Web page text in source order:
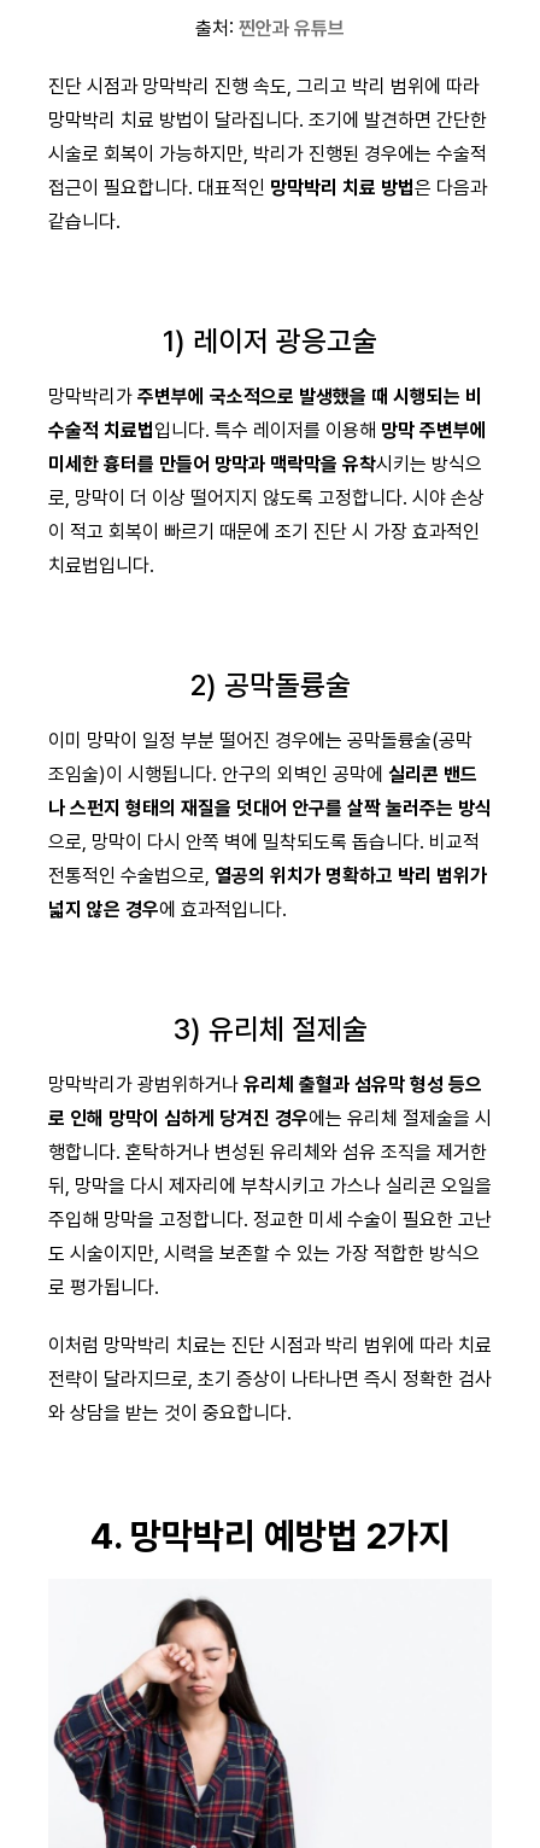
출처: 찐안과 유튜브
진단 시점과 망막박리 진행 속도, 그리고 박리 범위에 따라
망막박리 치료 방법이 달라집니다. 조기에 발견하면 간단한
시술로 회복이 가능하지만, 박리가 진행된 경우에는 수술적
접근이 필요합니다. 대표적인 망막박리 치료 방법은 다음과
같습니다.
1) 레이저 광응고술
망막박리가 주변부에 국소적으로 발생했을 때 시행되는 비
수술적 치료법입니다. 특수 레이저를 이용해 망막 주변부에
미세한 흉터를 만들어 망막과 맥락막을 유착시키는 방식으
로, 망막이 더 이상 떨어지지 않도록 고정합니다. 시야 손상
이 적고 회복이 빠르기 때문에 조기 진단 시 가장 효과적인
치료법입니다.
2) 공막돌륭술
이미 망막이 일정 부분 떨어진 경우에는 공막돌륭술(공막
조임술)이 시행됩니다. 안구의 외벽인 공막에 실리콘 밴드
나 스펀지 형태의 재질을 덧대어 안구를 살짝 눌러주는 방식
으로, 망막이 다시 안쪽 벽에 밀착되도록 돕습니다. 비교적
전통적인 수술법으로, 열공의 위치가 명확하고 박리 범위가
넓지 않은 경우에 효과적입니다.
3) 유리체 절제술
망막박리가 광범위하거나 유리체 출혈과 섬유막 형성 등으
로 인해 망막이 심하게 당겨진 경우에는 유리체 절제술을 시
행합니다. 혼탁하거나 변성된 유리체와 섬유 조직을 제거한
뒤, 망막을 다시 제자리에 부착시키고 가스나 실리콘 오일을
주입해 망막을 고정합니다. 정교한 미세 수술이 필요한 고난
도 시술이지만, 시력을 보존할 수 있는 가장 적합한 방식으
로 평가됩니다.
이처럼 망막박리 치료는 진단 시점과 박리 범위에 따라 치료
전략이 달라지므로, 초기 증상이 나타나면 즉시 정확한 검사
와 상담을 받는 것이 중요합니다.
4. 망막박리 예방법 2가지